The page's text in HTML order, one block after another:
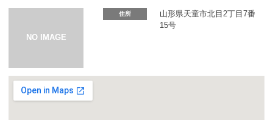
カーリース体験談
住所
山形県天童市北目2丁目7番
15号